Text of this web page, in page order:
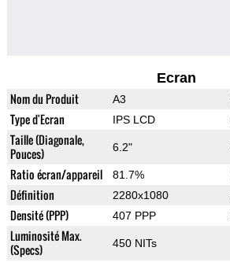
Ecran
Nom du Produit A3
Type d'Ecran IPS LCD
Taille (Diagonale,
Pouces)
6.2"
Ratio écran/appareil 81.7%
Définition 2280x1080
Densité (PPP) 407 PPP
Luminosité Max.
(Specs)
450 NITs